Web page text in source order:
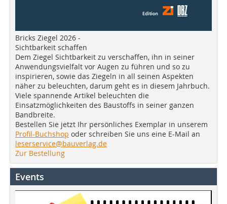
Bricks Ziegel 2026 -
Sichtbarkeit schaffen
Dem Ziegel Sichtbarkeit zu verschaffen, ihn in seiner
Anwendungsvielfalt vor Augen zu führen und so zu
inspirieren, sowie das Ziegeln in all seinen Aspekten
näher zu beleuchten, darum geht es in diesem Jahrbuch.
Viele spannende Artikel beleuchten die
Einsatzmöglichkeiten des Baustoffs in seiner ganzen
Bandbreite.
Bestellen Sie jetzt Ihr persönliches Exemplar in unserem
Profil-Buchshop oder schreiben Sie uns eine E-Mail an
leserservice@bauverlag.de
Zur Bestellung
Events